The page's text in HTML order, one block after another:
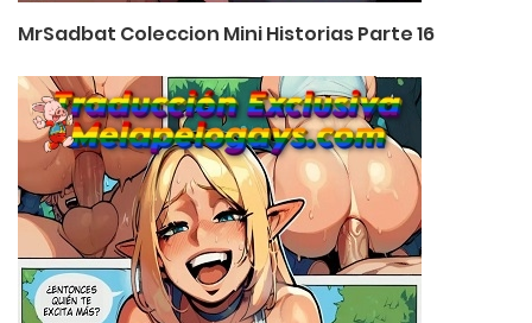
MrSadbat Coleccion Mini Historias Parte 16